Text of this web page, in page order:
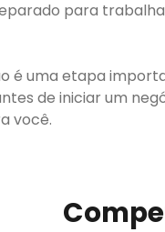
para
é uma etapa
de iniciar um
você.